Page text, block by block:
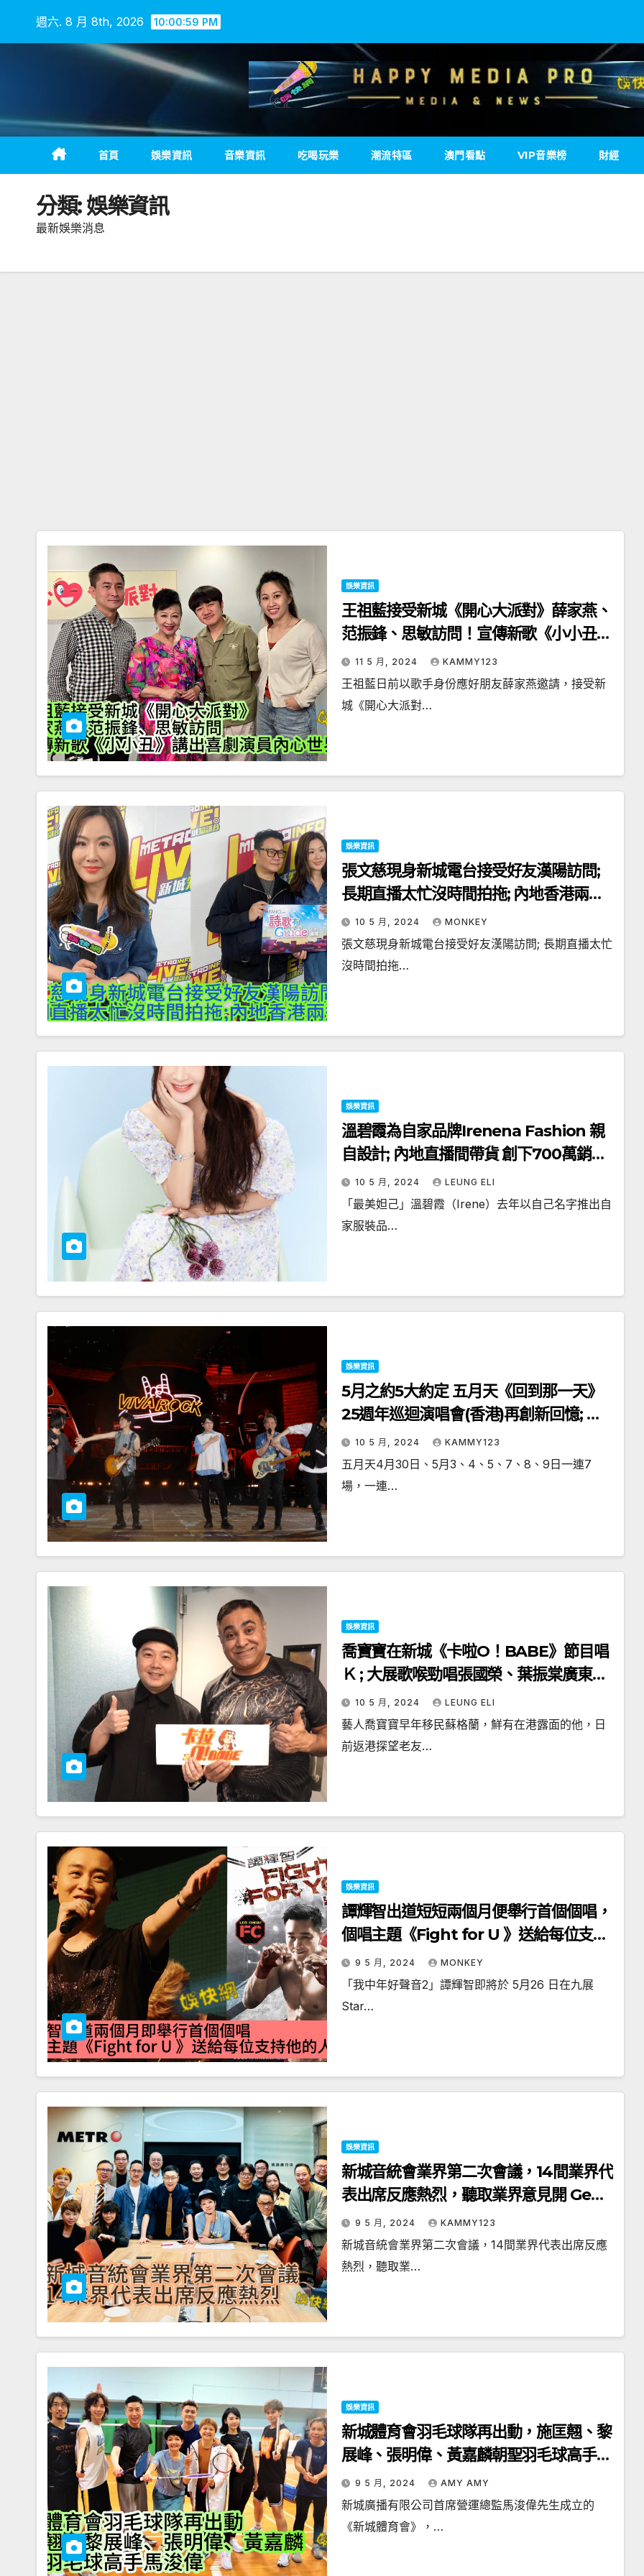
週六. 8 月 8th, 2026 10:01:01 PM
首頁 娛樂資訊 音樂資訊 吃喝玩樂 潮流特區 澳門看點 VIP音樂榜 財經
分類:娛樂資訊
最新娛樂消息
娛樂資訊
王祖藍接受新城《開心大派對》薛家燕、
范振鋒、思敏訪問！宣傳新歌《小小丑》
講出喜劇演員內心世界，祖藍坦言內心抑
鬱 對人歡笑背人愁！
11 5 月, 2024 KAMMY123
王祖藍日前以歌手身份應好朋友薛家燕邀請，接受新
城《開心大派對…
娛樂資訊
張文慈現身新城電台接受好友漢陽訪問;
長期直播太忙沒時間拍拖; 內地香港兩邊
走10 5 月, 2024 MONKEY
張文慈現身新城電台接受好友漢陽訪問; 長期直播太忙
沒時間拍拖…
娛樂資訊
溫碧霞為自家品牌Irenena Fashion 親
自設計; 內地直播間帶貨 創下700萬銷售
額10 5 月, 2024 LEUNG ELI
「最美妲己」溫碧霞（Irene）去年以自己名字推出自
家服裝品…
娛樂資訊
5月之約5大約定 五月天《回到那一天》
25週年巡迴演唱會(香港)再創新回憶; 約
定不變 五月天是怪獸、石頭、冠佑、瑪
莎、阿信和你
10 5 月, 2024 KAMMY123
五月天4月30日、5月3、4、5、7、8、9日一連7
場，一連…
娛樂資訊
喬寶寶在新城《卡啦O！BABE》節目唱
Ｋ ; 大展歌喉勁唱張國榮、葉振棠廣東金
曲 ; 啤梨設計搞笑「演唱會」海報
10 5 月, 2024 LEUNG ELI
藝人喬寶寶早年移民蘇格蘭，鮮有在港露面的他，日
前返港探望老友…
娛樂資訊
譚輝智出道短短兩個月便舉行首個個唱，
個唱主題《Fight for U 》送給每位支持
他的人
9 5 月, 2024 MONKEY
「我中年好聲音2」譚輝智即將於 5月26 日在九展
Star…
娛樂資訊
新城音統會業界第二次會議，14間業界代
表出席反應熱烈，聽取業界意見開 Gen
Z節目《Z世代咪高峰會》，馬浚偉：繼
續大膽嘗試 推動更多重點活動
9 5 月, 2024 KAMMY123
新城音統會業界第二次會議，14間業界代表出席反應
熱烈，聽取業…
娛樂資訊
新城體育會羽毛球隊再出動，施匡翹、黎
展峰、張明偉、黃嘉麟朝聖羽毛球高手馬
浚偉9 5 月, 2024 AMY AMY
新城廣播有限公司首席營運總監馬浚偉先生成立的
《新城體育會》，…